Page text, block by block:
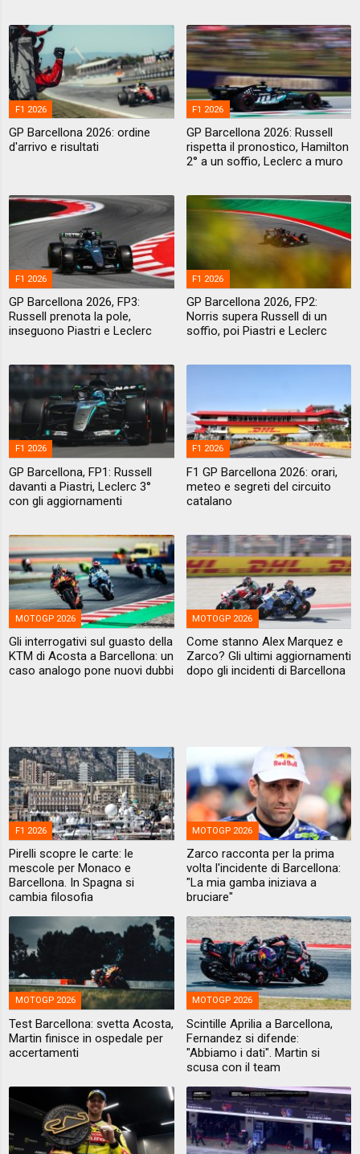
F1 2026
GP Barcellona 2026: ordine
d'arrivo e risultati
F1 2026
GP Barcellona 2026: Russell
rispetta il pronostico, Hamilton
2° a un soffio, Leclerc a muro
F1 2026
GP Barcellona 2026, FP3:
Russell prenota la pole,
inseguono Piastri e Leclerc
F1 2026
GP Barcellona 2026, FP2:
Norris supera Russell di un
soffio, poi Piastri e Leclerc
F1 2026
GP Barcellona, FP1: Russell
davanti a Piastri, Leclerc 3°
con gli aggiornamenti
F1 2026
F1 GP Barcellona 2026: orari,
meteo e segreti del circuito
catalano
MOTOGP 2026
Gli interrogativi sul guasto della
KTM di Acosta a Barcellona: un
caso analogo pone nuovi dubbi
MOTOGP 2026
Come stanno Alex Marquez e
Zarco? Gli ultimi aggiornamenti
dopo gli incidenti di Barcellona
F1 2026
Pirelli scopre le carte: le
mescole per Monaco e
Barcellona. In Spagna si
cambia filosofia
MOTOGP 2026
Zarco racconta per la prima
volta l'incidente di Barcellona:
"La mia gamba iniziava a
bruciare"
MOTOGP 2026
Test Barcellona: svetta Acosta,
Martin finisce in ospedale per
accertamenti
MOTOGP 2026
Scintille Aprilia a Barcellona,
Fernandez si difende:
"Abbiamo i dati". Martin si
scusa con il team